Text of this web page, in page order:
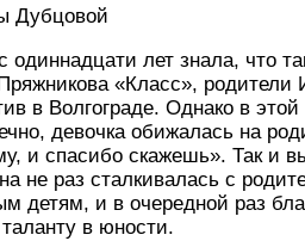
Дубцовой
лет знала, что
«Класс»,
в Волгограде. Однако в
девочка обижалась на
и спасибо скажешь». Так и
не раз сталкивалась с
детям, и в очередной раз
в юности.